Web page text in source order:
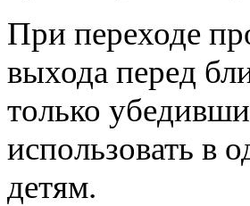
При переходе
выхода перед
только
использовать в
детям.